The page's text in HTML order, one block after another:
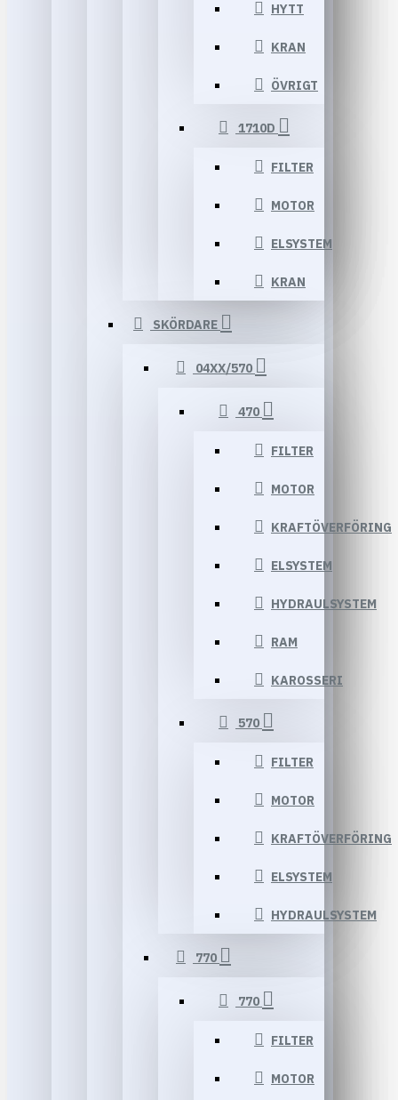
HYTT
KRAN
ÖVRIGT
1710D
FILTER
MOTOR
ELSYSTEM
KRAN
SKÖRDARE
04XX/570
470
FILTER
MOTOR
KRAFTÖVERFÖRING
ELSYSTEM
HYDRAULSYSTEM
RAM
KAROSSERI
570
FILTER
MOTOR
KRAFTÖVERFÖRING
ELSYSTEM
HYDRAULSYSTEM
770
770
FILTER
MOTOR